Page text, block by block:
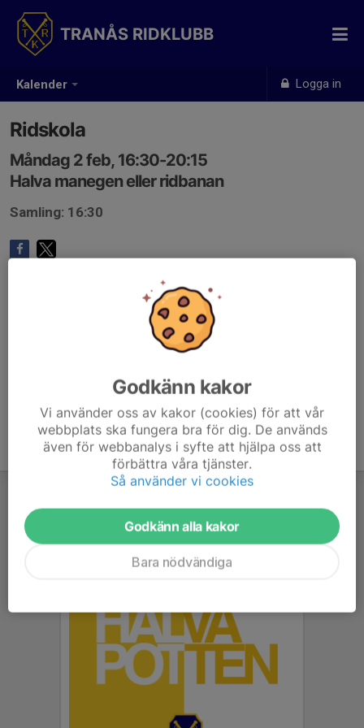
Kalender Logga in
TRANÅS RIDKLUBB
Ridskola
Måndag 2 feb, 16:30-20:15
Halva manegen eller ridbanan
Samling: 16:30
Godkänn kakor
Vi använder oss av kakor (cookies) för att vår
webbplats ska fungera bra för dig. De används
även för webbanalys i syfte att hjälpa oss att
förbättra våra tjänster.
Så använder vi cookies
Godkänn alla kakor
Bara nödvändiga